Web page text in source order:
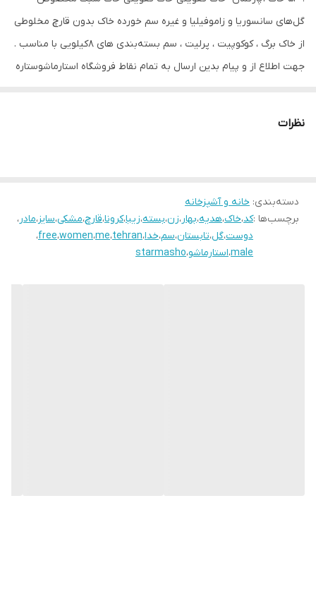
گل‌های سانسوریا و زاموفیلیا و غیره سم خورده خاک بدون قارچ مخلوطی
از خاک برگ ، کوکوپیت ، پرلیت ، سم بسته‌بندی های 8کیلویی با مناسب .
جهت اطلاع از و پیام بدین ارسال به تمام نقاط فروشگاه استارماشوستاره
نظرات
دسته‌بندی: خانه و آشپزخانه
برچسب‌ها :کد،خاک،هدیه،بهار،زن،بسته،زیبا،کرونا،قارچ،مشکی،سایز،مادر،
دوست،گل،تابستان،سم،خدا،tehran،me،women،free،
male،استارماشو،starmasho